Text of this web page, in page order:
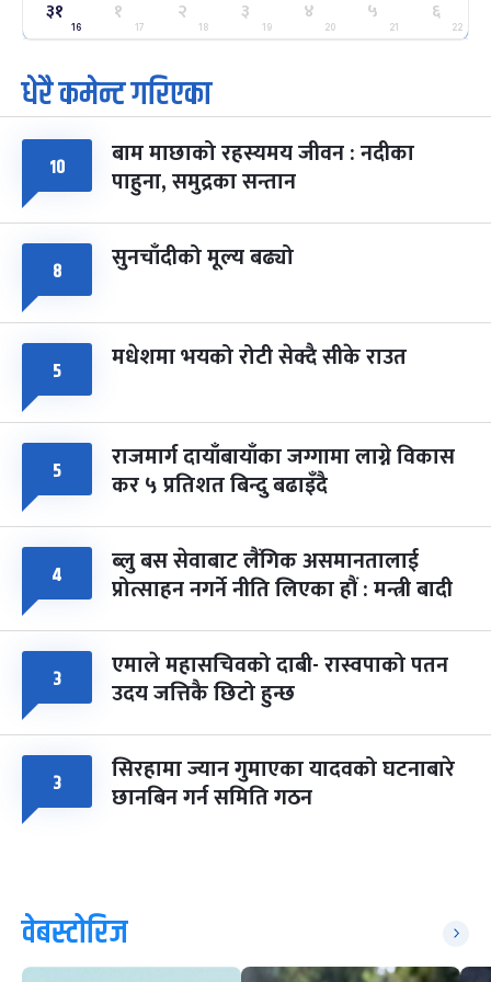
२५
मंगल
ग्याल्पो ल्होसार
फाल्गुन २५, २०८३ Mar 9, 2027
७ महिना बाँकी
७ पूर्णिमा व्रत
चैत्र ७, २०८३-Mar 21, 2027
८
सोम
फागुपूर्णिमा
चैत्र ८, २०८३-Mar 22, 2027
७ महिना बाँकी
३१
16
१
17
२
18
३
19
४
20
५
21
६
22
धेरै कमेन्ट गरिएका
१० बाम माछाको रहस्यमय जीवन : नदीका
पाहुना, समुद्रका सन्तान
८ सुनचाँदीको मूल्य बढ्यो
५ मधेशमा भयको रोटी सेक्दै सीके राउत
५ राजमार्ग दायाँबायाँका जग्गामा लाग्ने विकास
कर ५ प्रतिशत बिन्दु बढाइँदै
४ ब्लु बस सेवाबाट लैंगिक असमानतालाई
प्रोत्साहन नगर्ने नीति लिएका हौं : मन्त्री बादी
३ एमाले महासचिवको दाबी- रास्वपाको पतन
उदय जत्तिकै छिटो हुन्छ
३ सिरहामा ज्यान गुमाएका यादवको घटनाबारे
छानबिन गर्न समिति गठन
वेबस्टोरिज